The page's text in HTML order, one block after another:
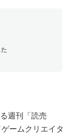
週刊「読売
ームクリエイタ